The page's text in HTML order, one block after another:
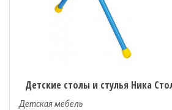
Детские столы и стулья Ника
Детская мебель